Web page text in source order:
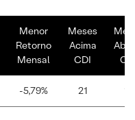
Menor
Retorno
Mensal
Meses
Acima
CDI
-5,79% 21 18